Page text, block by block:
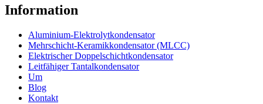
Information
Aluminium-Elektrolytkondensator
Mehrschicht-Keramikkondensator (MLCC)
Elektrischer Doppelschichtkondensator
Leitfähiger Tantalkondensator
Um
Blog
Kontakt